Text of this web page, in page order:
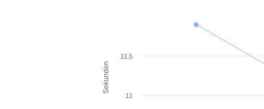
Sekunden
11
11.5